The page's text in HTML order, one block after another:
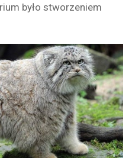
było stworzeniem